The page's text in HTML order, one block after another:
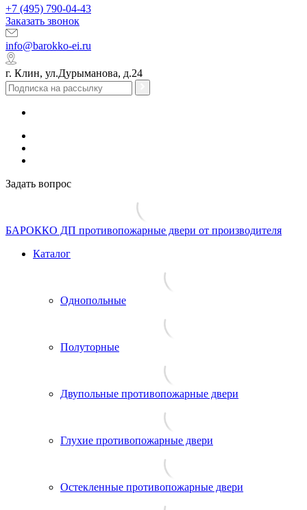
+7 (495) 790-04-43
Заказать звонок
info@barokko-ei.ru
г. Клин, ул.Дурыманова, д.24
Задать вопрос
БАРОККО ДП противопожарные двери от производителя
Каталог
Однопольные
Полуторные
Двупольные противопожарные двери
Глухие противопожарные двери
Остекленные противопожарные двери